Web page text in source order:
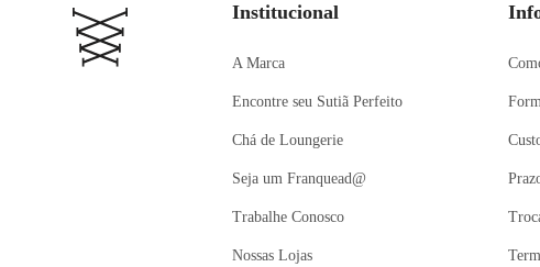
Institucional
A Marca
Encontre seu Sutiã Perfeito
Chá de Loungerie
Seja um Franquead@
Trabalhe Conosco
Nossas Lojas